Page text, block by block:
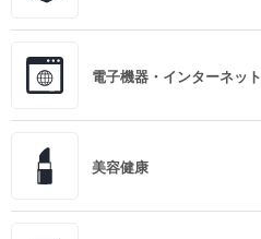
電子機器・インターネット
美容健康